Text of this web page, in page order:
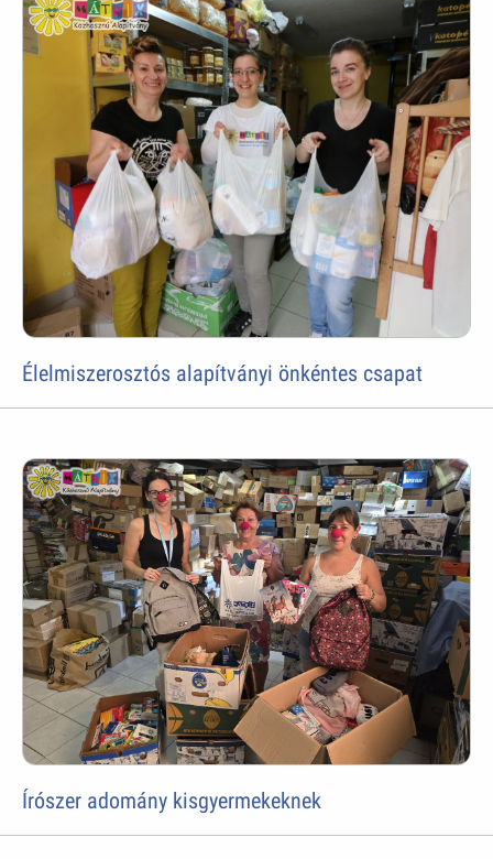
Élelmiszerosztós alapítványi önkéntes csapat
Írószer adomány kisgyermekeknek